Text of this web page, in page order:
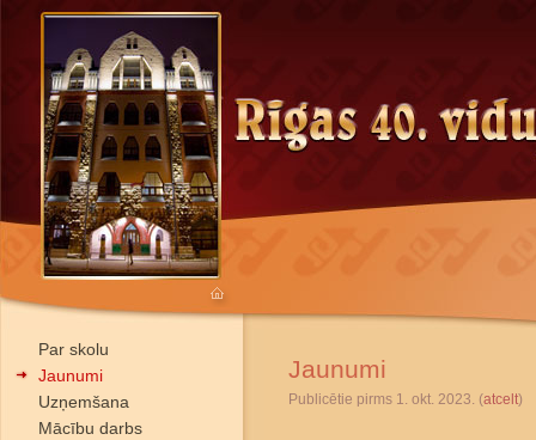
Par skolu
Jaunumi
Uzņemšana
Mācību darbs
Jaunumi
Publicētie pirms 1. okt. 2023. (atcelt)